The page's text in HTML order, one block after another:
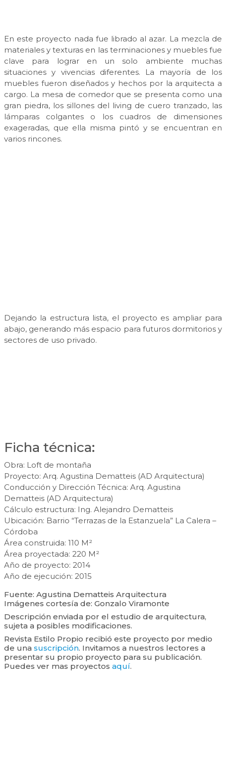
En este proyecto nada fue librado al azar. La mezcla de
materiales y texturas en las terminaciones y muebles fue
clave para lograr en un solo ambiente muchas
situaciones y vivencias diferentes. La mayoría de los
muebles fueron diseñados y hechos por la arquitecta a
cargo. La mesa de comedor que se presenta como una
gran piedra, los sillones del living de cuero tranzado, las
lámparas colgantes o los cuadros de dimensiones
exageradas, que ella misma pintó y se encuentran en
varios rincones.
Dejando la estructura lista, el proyecto es ampliar para
abajo, generando más espacio para futuros dormitorios y
sectores de uso privado.
Ficha técnica:
Obra: Loft de montaña
Proyecto: Arq. Agustina Dematteis (AD Arquitectura)
Conducción y Dirección Técnica: Arq. Agustina
Dematteis (AD Arquitectura)
Cálculo estructura: Ing. Alejandro Dematteis
Ubicación: Barrio “Terrazas de la Estanzuela” La Calera –
Córdoba
Área construida: 110 M²
Área proyectada: 220 M²
Año de proyecto: 2014
Año de ejecución: 2015
Fuente: Agustina Dematteis Arquitectura
Imágenes cortesía de: Gonzalo Viramonte
Descripción enviada por el estudio de arquitectura,
sujeta a posibles modificaciones.
Revista Estilo Propio recibió este proyecto por medio
de una suscripción. Invitamos a nuestros lectores a
presentar su propio proyecto para su publicación.
Puedes ver mas proyectos aquí.